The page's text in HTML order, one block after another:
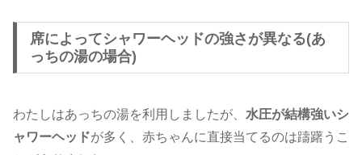
席によってシャワーヘッドの強さが異なる(あ
っちの湯の場合)
わたしはあっちの湯を利用しましたが、 水圧が結構強いシ
ャワーヘッドが多く、赤ちゃんに直接当てるのは躊躇うこ